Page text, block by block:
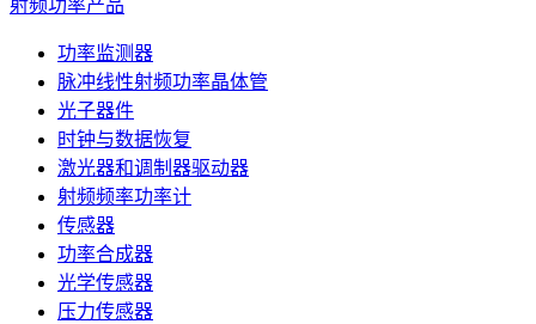
射频功率产品
功率监测器
脉冲线性射频功率晶体管
光子器件
时钟与数据恢复
激光器和调制器驱动器
射频频率功率计
传感器
功率合成器
光学传感器
压力传感器